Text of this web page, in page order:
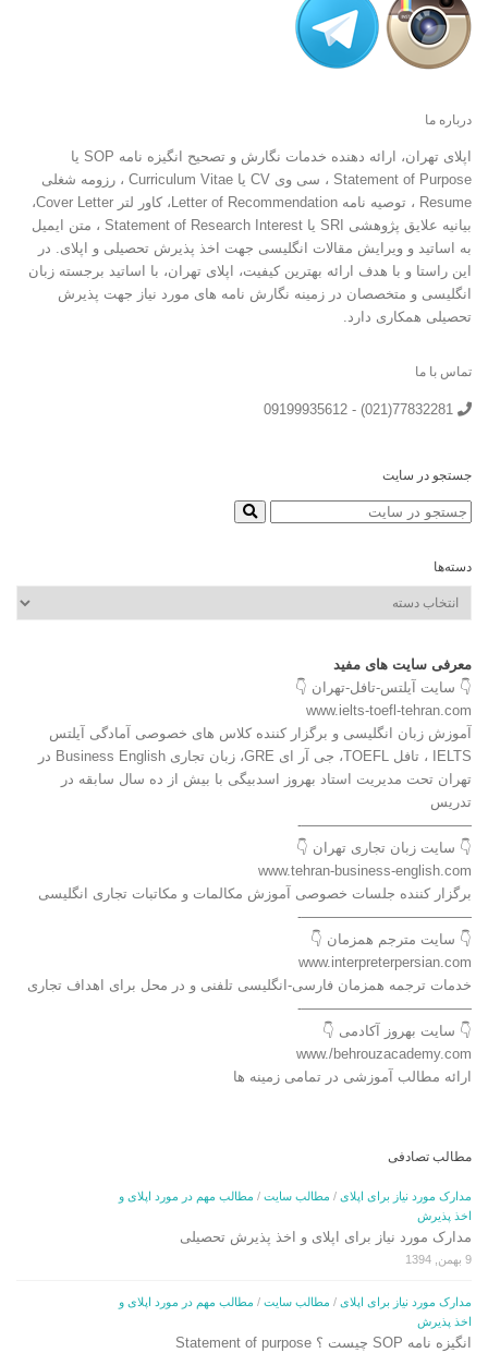
درباره ما
اپلای تهران، ارائه دهنده خدمات نگارش و تصحیح انگیزه نامه SOP یا
Statement of Purpose ، سی وی CV یا Curriculum Vitae ، رزومه شغلی
Resume ، توصیه نامه Letter of Recommendation، کاور لتر Cover Letter،
بیانیه علایق پژوهشی SRI یا Statement of Research Interest ، متن ایمیل
به اساتید و ویرایش مقالات انگلیسی جهت اخذ پذیرش تحصیلی و اپلای. در
این راستا و با هدف ارائه بهترین کیفیت، اپلای تهران، با اساتید برجسته زبان
انگلیسی و متخصصان در زمینه نگارش نامه های مورد نیاز جهت پذیرش
تحصیلی همکاری دارد.
تماس با ما
جستجو در سایت
دسته‌ها
دسته‌ها
معرفی سایت های مفید
👇 سایت آیلتس-تافل-تهران 👇
www.ielts-toefl-tehran.com
آموزش زبان انگلیسی و برگزار کننده کلاس های خصوصی آمادگی آیلتس
IELTS ، تافل TOEFL، جی آر ای GRE، زبان تجاری Business English در
تهران تحت مدیریت استاد بهروز اسدبیگی با بیش از ده سال سابقه در
تدریس
————————————-
👇 سایت زبان تجاری تهران 👇
www.tehran-business-english.com
برگزار کننده جلسات خصوصی آموزش مکالمات و مکاتبات تجاری انگلیسی
————————————-
👇 سایت مترجم همزمان 👇
www.interpreterpersian.com
خدمات ترجمه همزمان فارسی-انگلیسی تلفنی و در محل برای اهداف تجاری
————————————-
👇 سایت بهروز آکادمی 👇
www./behrouzacademy.com
ارائه مطالب آموزشی در تمامی زمینه ها
مطالب تصادفی
مدارک مورد نیاز برای اپلای / مطالب سایت / مطالب مهم در مورد اپلای و
اخذ پذیرش
مدارک مورد نیاز برای اپلای و اخذ پذیرش تحصیلی
9 بهمن, 1394
مدارک مورد نیاز برای اپلای / مطالب سایت / مطالب مهم در مورد اپلای و
اخذ پذیرش
انگیزه نامه SOP چیست ؟ Statement of purpose